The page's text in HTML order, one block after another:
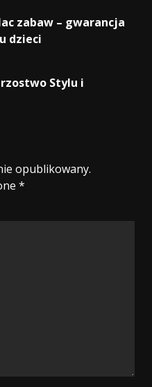
zabaw – gwarancja
dzieci
Stylu i
opublikowany.
*